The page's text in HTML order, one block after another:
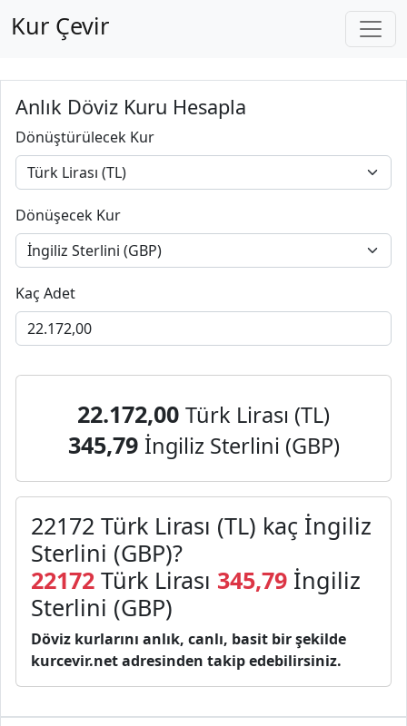
Kur Çevir
Anlık Döviz Kuru Hesapla
Dönüştürülecek Kur
Dönüşecek Kur
Kaç Adet
22.172,00 Türk Lirası (TL)
345,79 İngiliz Sterlini (GBP)
22172 Türk Lirası (TL) kaç İngiliz
Sterlini (GBP)?
22172 Türk Lirası 345,79 İngiliz
Sterlini (GBP)
Döviz kurlarını anlık, canlı, basit bir şekilde
kurcevir.net adresinden takip edebilirsiniz.